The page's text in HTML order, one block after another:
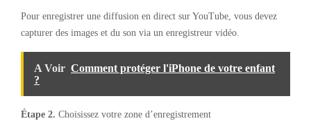
Pour enregistrer une diffusion en direct sur YouTube, vous devez
capturer des images et du son via un enregistreur vidéo.
A Voir Comment protéger l'iPhone de votre enfant
?
Étape 2. Choisissez votre zone d’enregistrement